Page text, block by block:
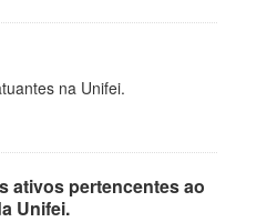
na Unifei.
ativos pertencentes ao
Unifei.